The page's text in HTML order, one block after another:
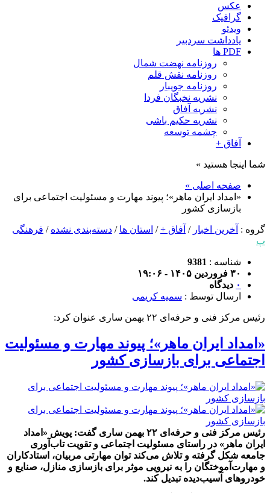
عکس
گرافیک
ویدئو
یادداشت سردبیر
PDF ها
روزنامه نهضت شمال
روزنامه نقش قلم
روزنامه جویبار
نشریه نخبگان فردا
نشریه آفاق
نشریه حکیم باشی
چشمه توسعه
آفاق +
شما اینجا هستید »
صفحه اصلی »
«امداد ایران ماهر»؛ پیوند مهارت و مسئولیت اجتماعی برای
بازسازی کشور
گروه : آخرین اخبار / آفاق +/ استان ها / دسته‌بندی نشده / فرهنگی
پ
شناسه : 9381
۳۰ فروردین ۱۴۰۵ - ۱۹:۰۶
۰ دیدگاه
ارسال توسط : سمیه کریمی
رئیس مرکز فنی و حرفه‌ای ۲۲ بهمن ساری عنوان کرد:
«امداد ایران ماهر»؛ پیوند مهارت و مسئولیت
اجتماعی برای بازسازی کشور
رئیس مرکز فنی و حرفه‌ای ۲۲ بهمن ساری گفت: پویش «امداد
ایران ماهر» در راستای مسئولیت اجتماعی و تقویت تاب‌آوری
جامعه شکل گرفته و تلاش می‌کند توان مهارتی مربیان، استادکاران
و مهارت‌آموختگان را به نیرویی موثر برای بازسازی منازل، صنایع و
خودروهای آسیب‌دیده تبدیل کند.